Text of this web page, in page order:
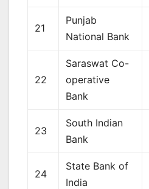
21
Punjab
National Bank
22
Saraswat Co-
operative
Bank
23
South Indian
Bank
24
State Bank of
India